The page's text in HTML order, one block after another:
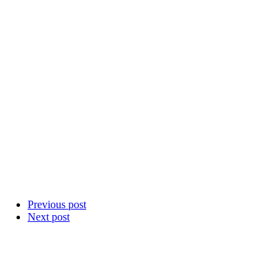
Previous post
Next post